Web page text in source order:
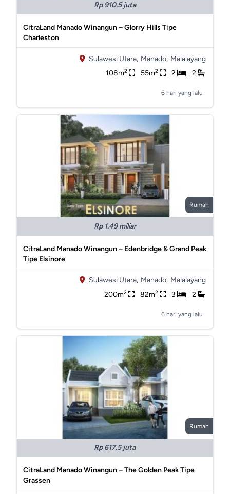
Rp 910.5 juta
CitraLand Manado Winangun – Glorry Hills Tipe
Charleston
Sulawesi Utara, Manado, Malalayang
108m2 55m2 2 2
6 hari yang lalu
Rumah
Rp 1.49 miliar
CitraLand Manado Winangun – Edenbridge & Grand Peak
Tipe Elsinore
Sulawesi Utara, Manado, Malalayang
200m2 82m2 3 2
6 hari yang lalu
Rumah
Rp 617.5 juta
CitraLand Manado Winangun – The Golden Peak Tipe
Grassen